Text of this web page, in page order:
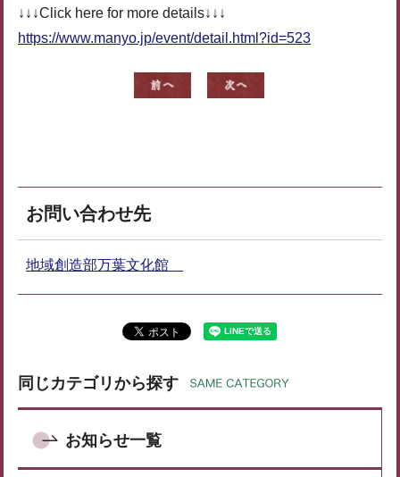
↓↓↓Click here for more details↓↓↓
https://www.manyo.jp/event/detail.html?id=523
お問い合わせ先
地域創造部万葉文化館
同じカテゴリから探す
お知らせ一覧